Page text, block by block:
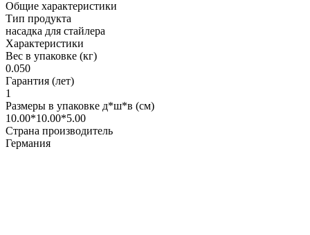
Общие характеристики
Тип продукта
насадка для стайлера
Характеристики
Вес в упаковке (кг)
0.050
Гарантия (лет)
1
Размеры в упаковке д*ш*в (см)
10.00*10.00*5.00
Страна производитель
Германия